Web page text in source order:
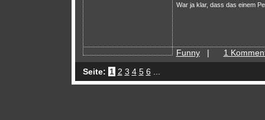
War ja klar, dass das einem
Funny|
1
Seite: 1 2 3 4 5 6